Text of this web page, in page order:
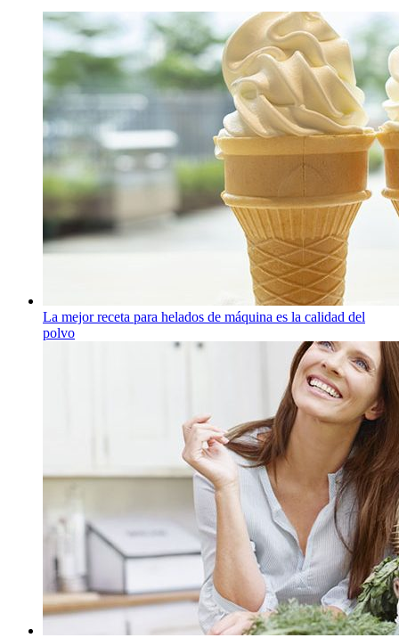
La mejor receta para helados de máquina es la calidad del
polvo